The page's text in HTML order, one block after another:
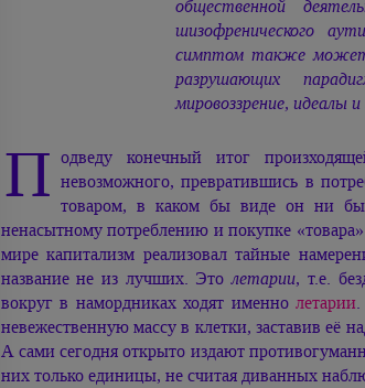
общественной
шизофренического
симптом также может
разрушающих
мировоззрение, идеалы
П одведу конечный итог
невозможного, превратившись в
товаром, в каком бы виде он ни
ненасытному потреблению и покупке
мире капитализм реализовал тайные
название не из лучших. Этолетарии, т.е.
вокруг в намордниках ходят именнолетарии
невежественную массу в клетки, заставив её
А сами сегодня открыто издают
них только единицы, не считая диванных